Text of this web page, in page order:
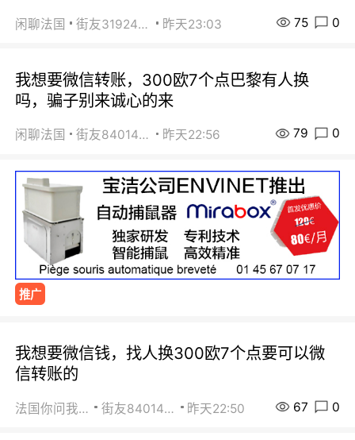
闲聊法国 街友31924072 昨天23:03 75 0
我想要微信转账，300欧7个点巴黎有人换
吗，骗子别来诚心的来
闲聊法国 街友84014588 昨天22:56 79 0
推广
我想要微信钱，找人换300欧7个点要可以微
信转账的
法国你问我答 街友84014588 昨天22:50 67 0